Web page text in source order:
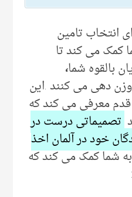
انتخاب تامین
کمک می کند تا
بالقوه شما،
دهی می کنند .این
معرفی می کند که
تصمیماتی درست در
خود در آلمان اخذ
شما کمک می کند که